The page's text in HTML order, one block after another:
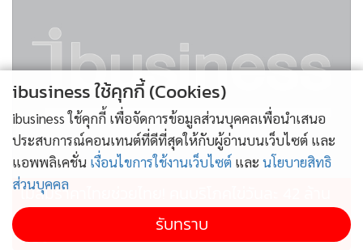
ไม่สมราคาไทยช่วยไทย! คนบริโภคไข่วันละ 42 ล้าน
ฟอง “พาณิชย์” เอามาขายถูก 19 วัน แค่ 3.42 ล้าน
ฟอง
ibusiness ใช้คุกกี้ (Cookies)
ibusiness ใช้คุกกี้ เพื่อจัดการข้อมูลส่วนบุคคลเพื่อนำเสนอ
ประสบการณ์คอนเทนต์ที่ดีที่สุดให้กับผู้อ่านบนเว็บไซต์ และ
แอพพลิเคชั่น เงื่อนไขการใช้งานเว็บไซต์ และ นโยบายสิทธิ
ส่วนบุคคล
รับทราบ